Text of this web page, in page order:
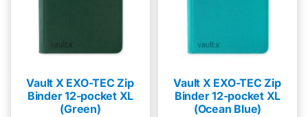
Vault X EXO-TEC Zip
Binder 12-pocket XL
(Green)
Vault X EXO-TEC Zip
Binder 12-pocket XL
(Ocean Blue)